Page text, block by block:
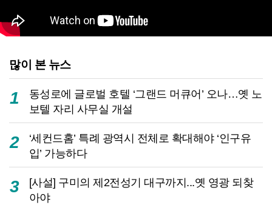
많이 본 뉴스
1
동성로에 글로벌 호텔 ‘그랜드 머큐어’ 오나…옛 노
보텔 자리 사무실 개설
2
‘세컨드홈’ 특례 광역시 전체로 확대해야 ‘인구유
입’ 가능하다
3
[사설] 구미의 제2전성기 대구까지...옛 영광 되찾
아야